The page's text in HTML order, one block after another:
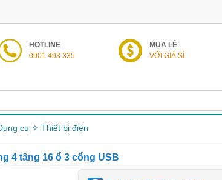
HOTLINE
0901 493 335
MUA LẺ
VỚI GIÁ SỈ
cụ ✧ Thiết bị điện
4 tầng 16 ổ 3 cổng USB